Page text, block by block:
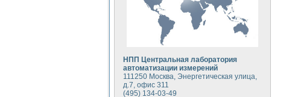
НПП Центральная лаборатория
автоматизации измерений
111250 Москва, Энергетическая улица,
д.7, офис 311
(495) 134-03-49